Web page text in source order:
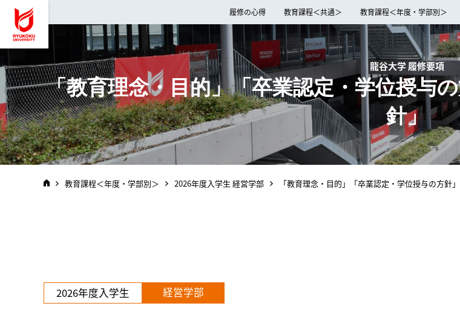
履修の心得 教育課程＜共通＞ 教育課程＜年度・学部別＞
龍谷大学 履修要項
「教育理念・目的」「卒業認定・学位授与
針」
教育課程＜年度・学部別＞ 2026年度入学生 経営学部 「教育理念・目的」「卒業認定・学位授与の方針
2026年度入学生 経営学部